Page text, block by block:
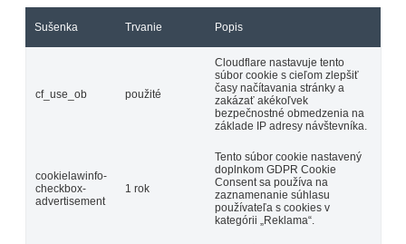
Sušenka Trvanie Popis
cf_use_ob použité
Cloudflare nastavuje tento
súbor cookie s cieľom zlepšiť
časy načítavania stránky a
zakázať akékoľvek
bezpečnostné obmedzenia na
základe IP adresy návštevníka.
cookielawinfo-
checkbox-
advertisement
1 rok
Tento súbor cookie nastavený
doplnkom GDPR Cookie
Consent sa používa na
zaznamenanie súhlasu
používateľa s cookies v
kategórii „Reklama“.